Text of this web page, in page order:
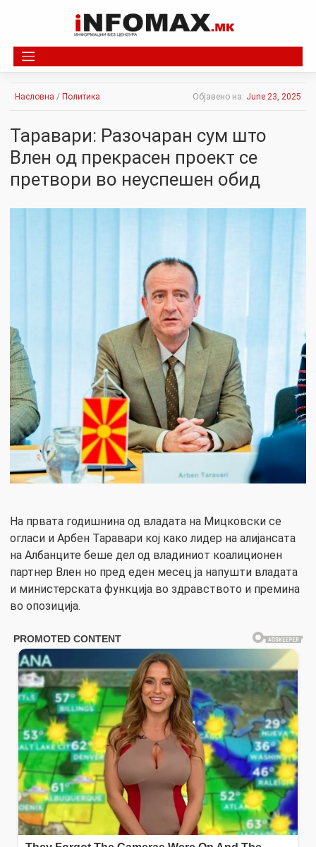
Насловна / Политика Објавено на: June 23, 2025
Таравари: Разочаран сум што
Влен од прекрасен проект се
претвори во неуспешен обид
На првата годишнина од владата на Мицковски се
огласи и Арбен Таравари кој како лидер на алијансата
на Aлбанците беше дел од владиниот коалиционен
партнер Влен но пред еден месец ја напушти владата
и министерската функција во здравството и премина
во опозиција.